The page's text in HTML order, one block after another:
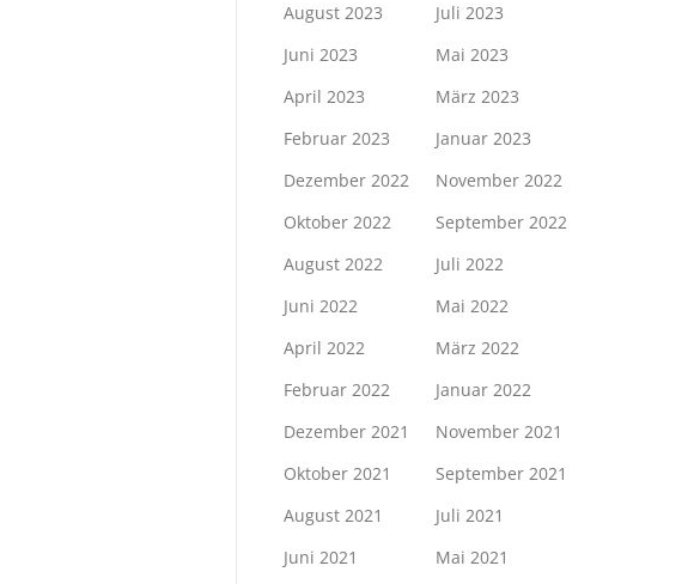
August 2023
Juli 2023
Juni 2023
Mai 2023
April 2023
März 2023
Februar 2023
Januar 2023
Dezember 2022
November 2022
Oktober 2022
September 2022
August 2022
Juli 2022
Juni 2022
Mai 2022
April 2022
März 2022
Februar 2022
Januar 2022
Dezember 2021
November 2021
Oktober 2021
September 2021
August 2021
Juli 2021
Juni 2021
Mai 2021